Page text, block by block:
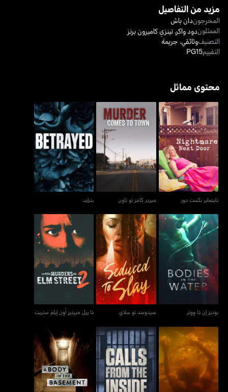
مزيد من التفاصيل
المخرجوندان باش
الممثلوندود واكر،تينزي كاميرون برنز
التصنيفوثائقي، جريمة
التقييمPG15
محتوى مماثل
نايتماير نكست دور
نايتماير نكست دور
ميردر كامز تو تاون
ميردر كامز تو تاون
بترايد
بترايد
بوديز إن ذا ووتر
بوديز إن ذا ووتر
سيدوسد تو سلاي
سيدوسد تو سلاي
ذا ريل ميردرز أون إيلم
ستريت
ذا ريل ميردرز أون إيلم ستريت
سوامب ميردرز كولز فروم ذا إنسايد إي بودي إن ذا بايزمنت